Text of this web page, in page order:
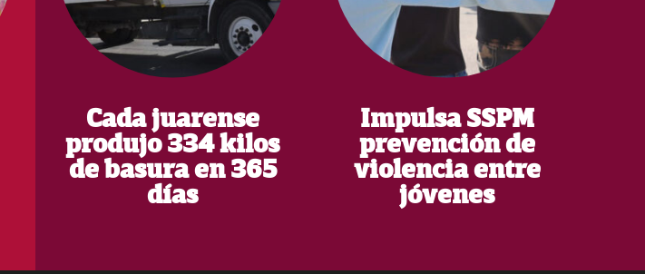
Cada juarense
produjo 334 kilos
de basura en 365
días
Impulsa SSPM
prevención de
violencia entre
jóvenes